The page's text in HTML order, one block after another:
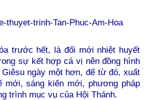
trước hết, là đổi mới nhiệt huyết
sự kết hợp cá vị nên đồng hình
ngày một hơn, để từ đó, xuất
mới, sáng kiến mới, phương pháp
trình mục vụ của Hội Thánh.